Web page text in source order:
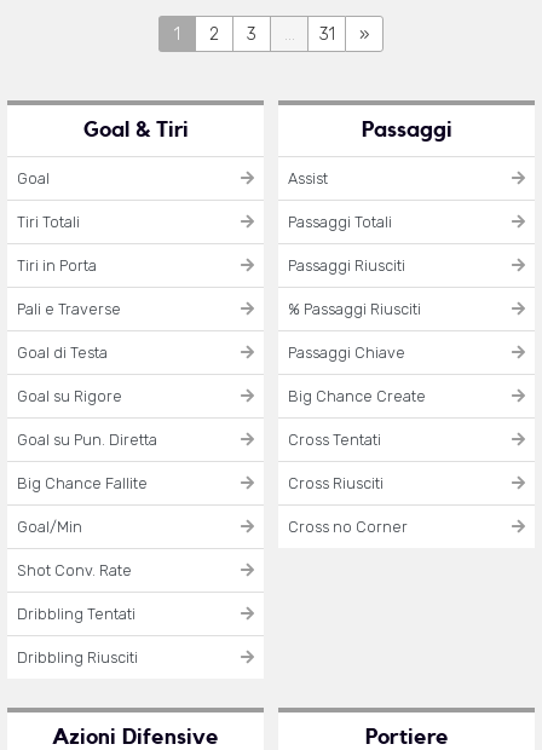
1 2 3 ... 31 »
Goal & Tiri
Goal
Tiri Totali
Tiri in Porta
Pali e Traverse
Goal di Testa
Goal su Rigore
Goal su Pun. Diretta
Big Chance Fallite
Goal/Min
Shot Conv. Rate
Dribbling Tentati
Dribbling Riusciti
Passaggi
Assist
Passaggi Totali
Passaggi Riusciti
% Passaggi Riusciti
Passaggi Chiave
Big Chance Create
Cross Tentati
Cross Riusciti
Cross no Corner
Azioni Difensive Portiere